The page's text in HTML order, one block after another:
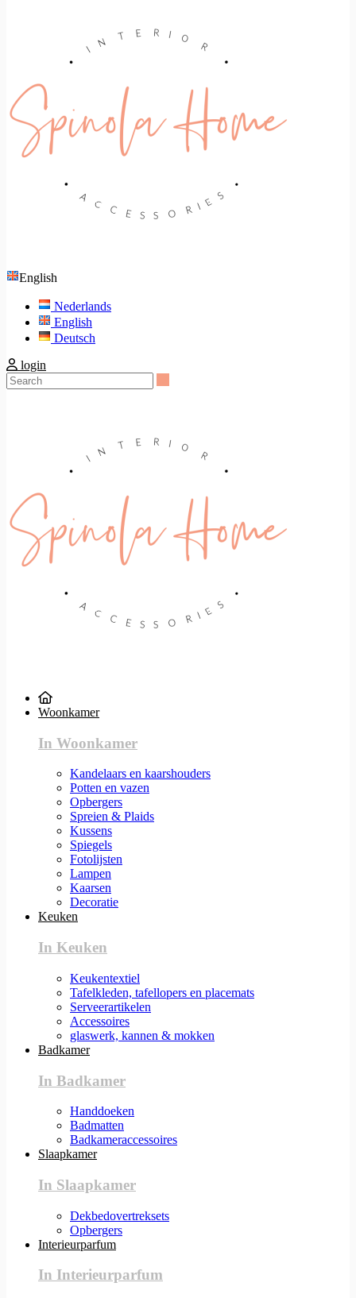
English
Nederlands
English
Deutsch
login
Woonkamer
In Woonkamer
Kandelaars en kaarshouders
Potten en vazen
Opbergers
Spreien & Plaids
Kussens
Spiegels
Fotolijsten
Lampen
Kaarsen
Decoratie
Keuken
In Keuken
Keukentextiel
Tafelkleden, tafellopers en placemats
Serveerartikelen
Accessoires
glaswerk, kannen & mokken
Badkamer
In Badkamer
Handdoeken
Badmatten
Badkameraccessoires
Slaapkamer
In Slaapkamer
Dekbedovertreksets
Opbergers
Interieurparfum
In Interieurparfum